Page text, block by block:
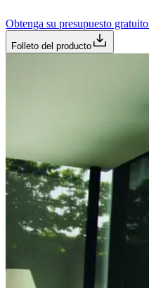
Obtenga su presupuesto gratuito
Folleto del producto